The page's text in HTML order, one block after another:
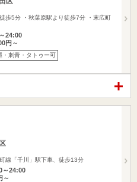
歩5分 ・秋葉原駅より徒歩7分 ・末広町
24:00
円～
・刺青・タトゥー可
線「千川」駅下車、徒歩13分
～24:00
～